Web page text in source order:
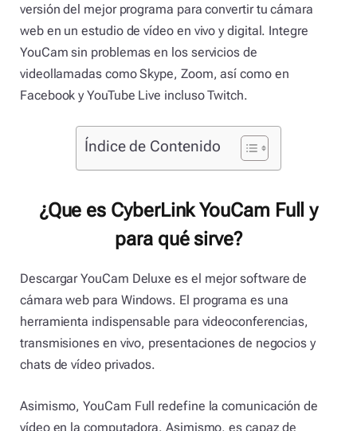
versión del mejor programa para convertir tu cámara
web en un estudio de vídeo en vivo y digital. Integre
YouCam sin problemas en los servicios de
videollamadas como Skype, Zoom, así como en
Facebook y YouTube Live incluso Twitch.
Índice de Contenido
¿Que es CyberLink YouCam Full y
para qué sirve?
Descargar YouCam Deluxe es el mejor software de
cámara web para Windows. El programa es una
herramienta indispensable para videoconferencias,
transmisiones en vivo, presentaciones de negocios y
chats de vídeo privados.
Asimismo, YouCam Full redefine la comunicación de
vídeo en la computadora. Asimismo, es capaz de